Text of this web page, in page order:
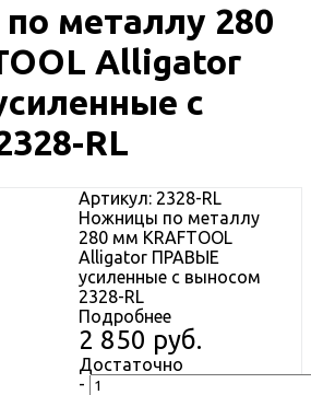
металлу 280
Alligator
с
RL
Артикул: 2328-RL
Ножницы по металлу
280 мм KRAFTOOL
Alligator ПРАВЫЕ
усиленные с выносом
2328-RL
Подробнее
2 850 руб.
Достаточно
-